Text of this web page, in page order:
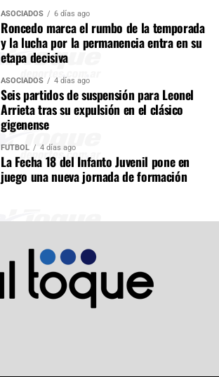
ASOCIADOS 6 días ago
Roncedo marca el rumbo de la temporada
y la lucha por la permanencia entra en su
etapa decisiva
ASOCIADOS 4 días ago
Seis partidos de suspensión para Leonel
Arrieta tras su expulsión en el clásico
gigenense
FÚTBOL 4 días ago
La Fecha 18 del Infanto Juvenil pone en
juego una nueva jornada de formación